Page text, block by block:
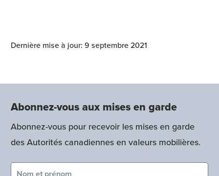
Dernière mise à jour: 9 septembre 2021
Abonnez-vous aux mises en garde
Abonnez-vous pour recevoir les mises en garde
des Autorités canadiennes en valeurs mobilières.
Nom et prénom (obligatoire)